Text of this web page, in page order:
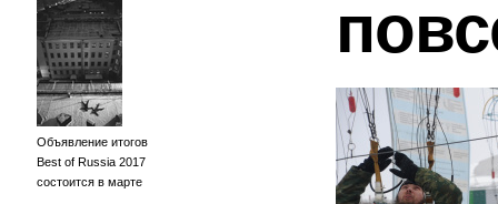
Объявление итогов
Best of Russia 2017
состоится в марте